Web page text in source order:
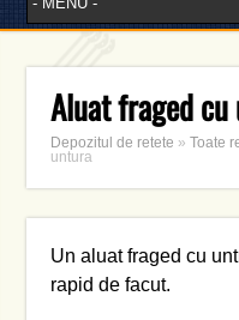
Aluat fraged
Depozitul de retete »Toate
untura
Un aluat fraged cu
rapid de facut.